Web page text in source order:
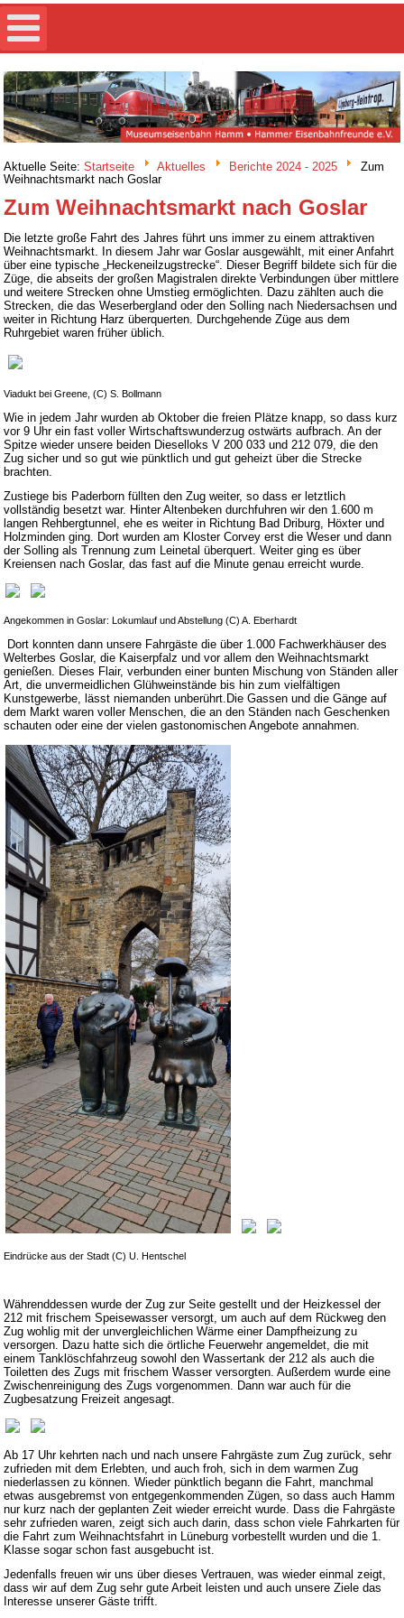
Aktuelle Seite:Startseite Aktuelles Berichte 2024 - 2025
Zum
Weihnachtsmarkt nach Goslar
Zum Weihnachtsmarkt nach Goslar
Die letzte große Fahrt des Jahres führt uns immer zu einem attraktiven
Weihnachtsmarkt. In diesem Jahr war Goslar ausgewählt, mit einer Anfahrt
über eine typische „Heckeneilzugstrecke“. Dieser Begriff bildete sich für die
Züge, die abseits der großen Magistralen direkte Verbindungen über mittlere
und weitere Strecken ohne Umstieg ermöglichten. Dazu zählten auch die
Strecken, die das Weserbergland oder den Solling nach Niedersachsen und
weiter in Richtung Harz überquerten. Durchgehende Züge aus dem
Ruhrgebiet waren früher üblich.
Viadukt bei Greene, (C) S. Bollmann
Wie in jedem Jahr wurden ab Oktober die freien Plätze knapp, so dass kurz
vor 9 Uhr ein fast voller Wirtschaftswunderzug ostwärts aufbrach. An der
Spitze wieder unsere beiden Dieselloks V 200 033 und 212 079, die den
Zug sicher und so gut wie pünktlich und gut geheizt über die Strecke
brachten.
Zustiege bis Paderborn füllten den Zug weiter, so dass er letztlich
vollständig besetzt war. Hinter Altenbeken durchfuhren wir den 1.600 m
langen Rehbergtunnel, ehe es weiter in Richtung Bad Driburg, Höxter und
Holzminden ging. Dort wurden am Kloster Corvey erst die Weser und dann
der Solling als Trennung zum Leinetal überquert. Weiter ging es über
Kreiensen nach Goslar, das fast auf die Minute genau erreicht wurde.
Angekommen in Goslar: Lokumlauf und Abstellung (C) A. Eberhardt
Dort konnten dann unsere Fahrgäste die über 1.000 Fachwerkhäuser des
Welterbes Goslar, die Kaiserpfalz und vor allem den Weihnachtsmarkt
genießen. Dieses Flair, verbunden einer bunten Mischung von Ständen aller
Art, die unvermeidlichen Glühweinstände bis hin zum vielfältigen
Kunstgewerbe, lässt niemanden unberührt.Die Gassen und die Gänge auf
dem Markt waren voller Menschen, die an den Ständen nach Geschenken
schauten oder eine der vielen gastonomischen Angebote annahmen.
Eindrücke aus der Stadt (C) U. Hentschel
Währenddessen wurde der Zug zur Seite gestellt und der Heizkessel der
212 mit frischem Speisewasser versorgt, um auch auf dem Rückweg den
Zug wohlig mit der unvergleichlichen Wärme einer Dampfheizung zu
versorgen. Dazu hatte sich die örtliche Feuerwehr angemeldet, die mit
einem Tanklöschfahrzeug sowohl den Wassertank der 212 als auch die
Toiletten des Zugs mit frischem Wasser versorgten. Außerdem wurde eine
Zwischenreinigung des Zugs vorgenommen. Dann war auch für die
Zugbesatzung Freizeit angesagt.
Ab 17 Uhr kehrten nach und nach unsere Fahrgäste zum Zug zurück, sehr
zufrieden mit dem Erlebten, und auch froh, sich in dem warmen Zug
niederlassen zu können. Wieder pünktlich begann die Fahrt, manchmal
etwas ausgebremst von entgegenkommenden Zügen, so dass auch Hamm
nur kurz nach der geplanten Zeit wieder erreicht wurde. Dass die Fahrgäste
sehr zufrieden waren, zeigt sich auch darin, dass schon viele Fahrkarten für
die Fahrt zum Weihnachtsfahrt in Lüneburg vorbestellt wurden und die 1.
Klasse sogar schon fast ausgebucht ist.
Jedenfalls freuen wir uns über dieses Vertrauen, was wieder einmal zeigt,
dass wir auf dem Zug sehr gute Arbeit leisten und auch unsere Ziele das
Interesse unserer Gäste trifft.